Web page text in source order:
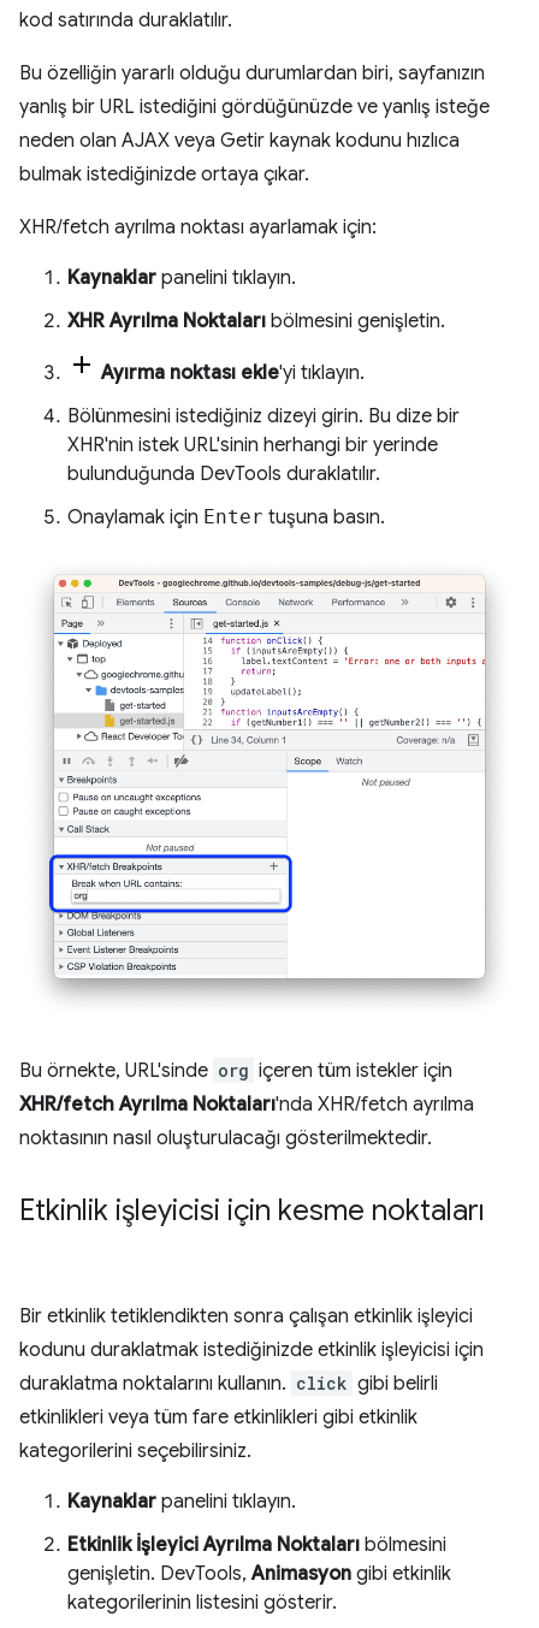
kod satırında duraklatılır.
Bu özelliğin yararlı olduğu durumlardan biri, sayfanızın
yanlış bir URL istediğini gördüğünüzde ve yanlış isteğe
neden olan AJAX veya Getir kaynak kodunu hızlıca
bulmak istediğinizde ortaya çıkar.
XHR/fetch ayrılma noktası ayarlamak için:
Kaynaklar panelini tıklayın.
XHR Ayrılma Noktaları bölmesini genişletin.
Ayırma noktası ekle'yi tıklayın.
Bölünmesini istediğiniz dizeyi girin. Bu dize bir
XHR'nin istek URL'sinin herhangi bir yerinde
bulunduğunda DevTools duraklatılır.
Onaylamak için Enter tuşuna basın.
Bu örnekte, URL'sinde org içeren tüm istekler için
XHR/fetch Ayrılma Noktaları'nda XHR/fetch ayrılma
noktasının nasıl oluşturulacağı gösterilmektedir.
Etkinlik işleyicisi için kesme noktaları
Bir etkinlik tetiklendikten sonra çalışan etkinlik işleyici
kodunu duraklatmak istediğinizde etkinlik işleyicisi için
duraklatma noktalarını kullanın. click gibi belirli
etkinlikleri veya tüm fare etkinlikleri gibi etkinlik
kategorilerini seçebilirsiniz.
Kaynaklar panelini tıklayın.
Etkinlik İşleyici Ayrılma Noktaları bölmesini
genişletin. DevTools,Animasyon gibi etkinlik
kategorilerinin listesini gösterir.